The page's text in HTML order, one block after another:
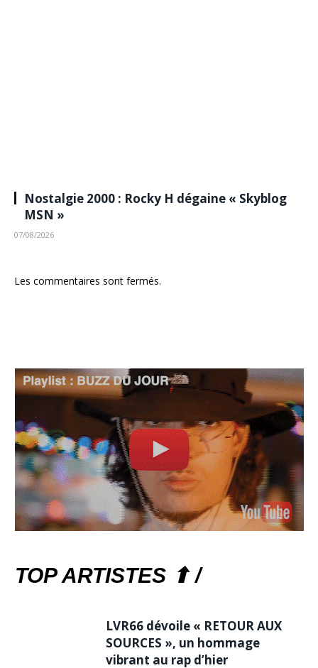
Nostalgie 2000 : Rocky H dégaine « Skyblog
MSN »
07/08/2026
Les commentaires sont fermés.
TOP ARTISTES ⬆ /
LVR66 dévoile « RETOUR AUX
SOURCES », un hommage
vibrant au rap d’hier